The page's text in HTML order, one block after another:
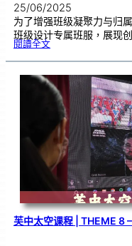
25/06/2025
为了增强班级凝聚力与归
班级设计专属班服，展现
閱讀全文:芙
服
正
式
启
动
凝
聚
力
开
始
芙中太空课程 | THEME 8